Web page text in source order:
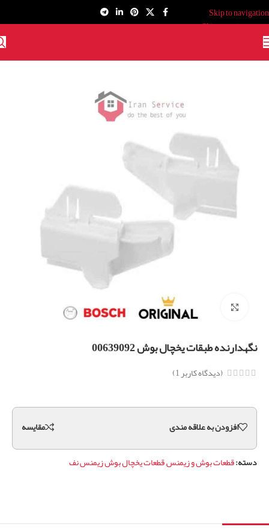
Skip to navigation
Skip to main content
برای بزرگنمایی کلیک کنید
نگهدارنده طبقات یخچال بوش 00639092
(دیدگاه کاربر1
)
افزودن به علاقه مندی مقايسه
دسته:قطعات بوش و زیمنس,قطعات یخچال بوش زیمنس نف